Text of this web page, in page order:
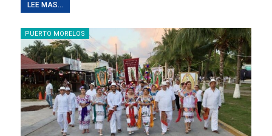
LEE MAS...
PUERTO MORELOS